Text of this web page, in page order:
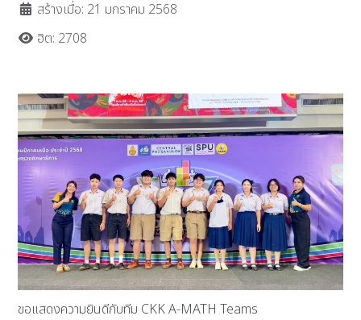
สร้างเมื่อ: 21 มกราคม 2568
ฮิต: 2708
ขอแสดงความยินดีกับทีม CKK A-MATH Teams